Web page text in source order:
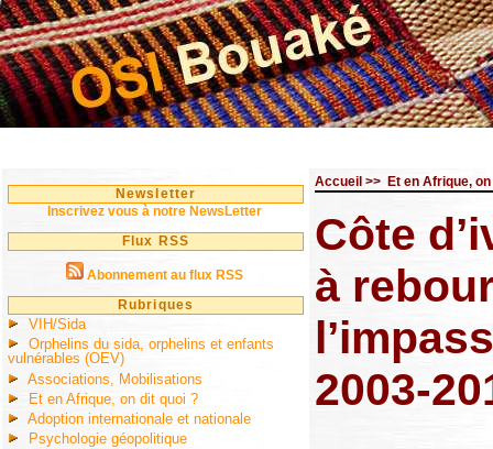
Newsletter
Inscrivez vous à notre NewsLetter
Flux RSS
Abonnement au flux RSS
Rubriques
VIH/Sida
Orphelins du sida, orphelins et enfants
vulnérables (OEV)
Associations, Mobilisations
Et en Afrique, on dit quoi ?
Adoption internationale et nationale
Psychologie géopolitique
Accueil >> Et en Afrique,
Côte
à
2003-